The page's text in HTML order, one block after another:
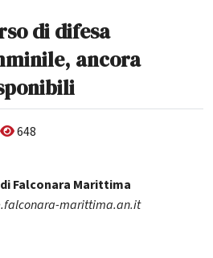
di difesa
ancora
648
Falconara Marittima
marittima.an.it